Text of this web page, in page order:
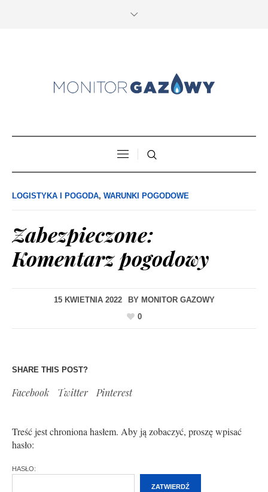
LOGISTYKA I POGODA, WARUNKI POGODOWE
Zabezpieczone:
Komentarz pogodowy
15 KWIETNIA 2022 BY MONITOR GAZOWY
0
SHARE THIS POST?
Facebook Twitter Pinterest
Treść jest chroniona hasłem. Aby ją zobaczyć, proszę wpisać
hasło:
HASŁO: